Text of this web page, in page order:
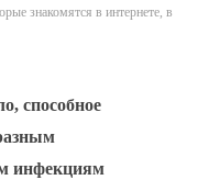
знакомятся в интернете, в
способное
инфекциям